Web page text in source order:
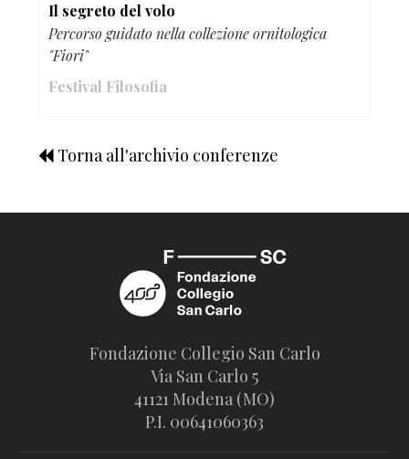
Il segreto del volo
Percorso guidato nella collezione ornitologica
"Fiori"
Festival Filosofia
Torna all'archivio conferenze
Fondazione Collegio San Carlo
Via San Carlo 5
41121 Modena (MO)
P.I. 00641060363